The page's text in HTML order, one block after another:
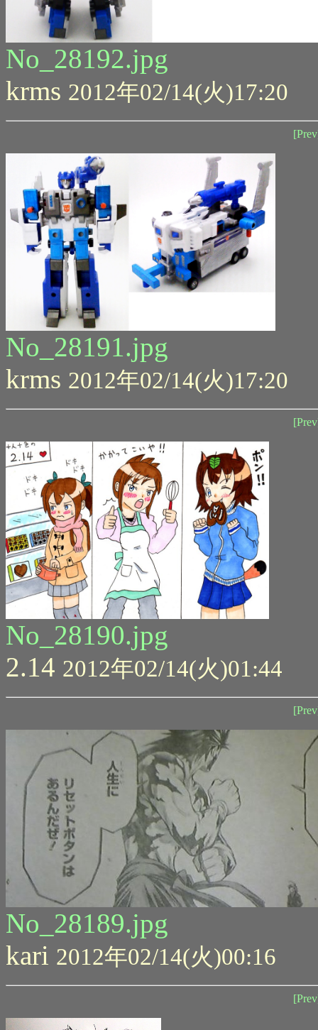
No_28192.jpg
krms 2012年02/14(火)17:20
No_28191.jpg
krms 2012年02/14(火)17:20
No_28190.jpg
2.14 2012年02/14(火)01:44
No_28189.jpg
kari 2012年02/14(火)00:16